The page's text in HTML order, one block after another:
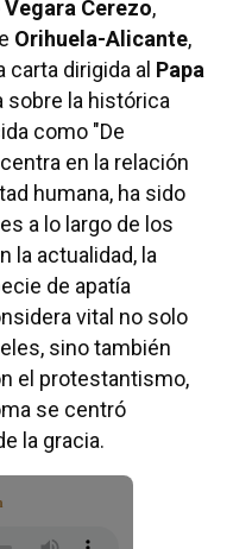
Cerezo,
Orihuela-Alicante,
carta dirigida al Papa
sobre la histórica
como "De
en la relación
humana, ha sido
a lo largo de los
la actualidad, la
de apatía
vital no solo
sino también
el protestantismo,
se centró
la gracia.